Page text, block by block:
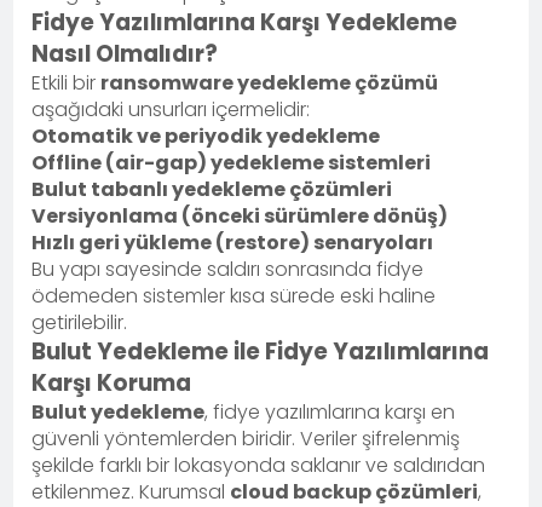
Fidye Yazılımlarına Karşı Yedekleme
Nasıl Olmalıdır?
Etkili bir ransomware yedekleme çözümü
aşağıdaki unsurları içermelidir:
Otomatik ve periyodik yedekleme
Offline (air-gap) yedekleme sistemleri
Bulut tabanlı yedekleme çözümleri
Versiyonlama (önceki sürümlere dönüş)
Hızlı geri yükleme (restore) senaryoları
Bu yapı sayesinde saldırı sonrasında fidye
ödemeden sistemler kısa sürede eski haline
getirilebilir.
Bulut Yedekleme ile Fidye Yazılımlarına
Karşı Koruma
Bulut yedekleme, fidye yazılımlarına karşı en
güvenli yöntemlerden biridir. Veriler şifrelenmiş
şekilde farklı bir lokasyonda saklanır ve saldırıdan
etkilenmez. Kurumsal cloud backup çözümleri,